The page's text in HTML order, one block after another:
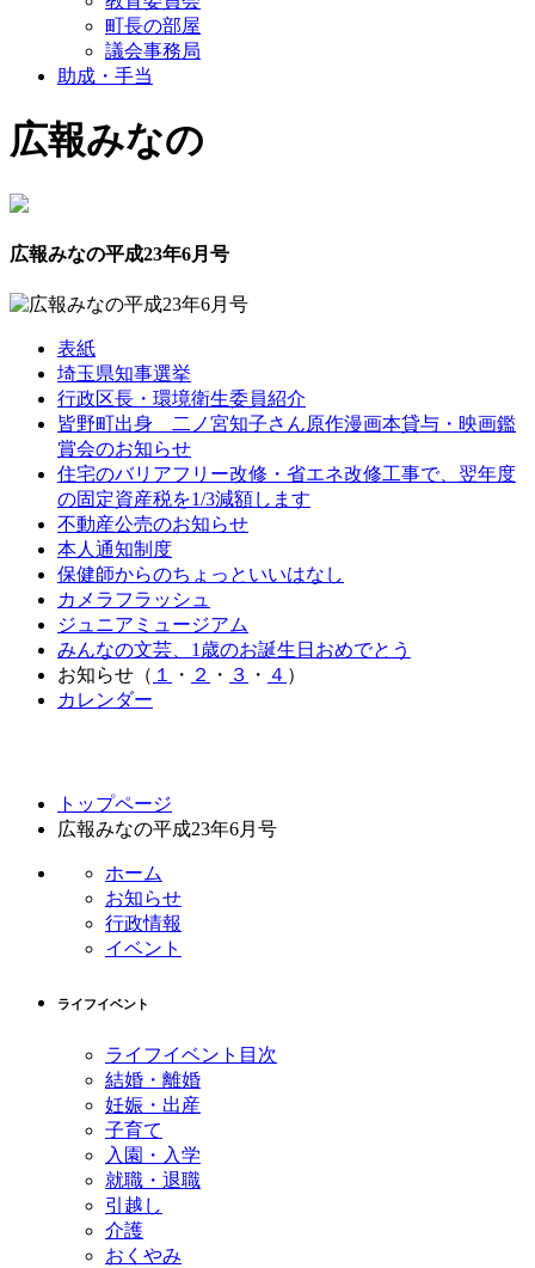
町長の部屋
議会事務局
助成・手当
広報みなの
広報みなの平成23年6月号
表紙
埼玉県知事選挙
行政区長・環境衛生委員紹介
皆野町出身 二ノ宮知子さん原作漫画本貸与・映画鑑
賞会のお知らせ
住宅のバリアフリー改修・省エネ改修工事で、翌年度
の固定資産税を1/3減額します
不動産公売のお知らせ
本人通知制度
保健師からのちょっといいはなし
カメラフラッシュ
ジュニアミュージアム
みんなの文芸、1歳のお誕生日おめでとう
お知らせ（ １ ・ ２ ・ ３ ・ ４ ）
カレンダー
トップページ
広報みなの平成23年6月号
ホーム
お知らせ
行政情報
イベント
ライフイベント
ライフイベント目次
結婚・離婚
妊娠・出産
子育て
入園・入学
就職・退職
引越し
介護
おくやみ